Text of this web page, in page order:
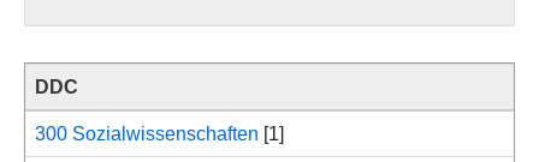
DDC
300 Sozialwissenschaften [1]